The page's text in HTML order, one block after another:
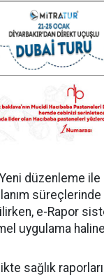
Yeni düzenleme ile
süreçlerinde
e-Rapor
uygulama
sağlık